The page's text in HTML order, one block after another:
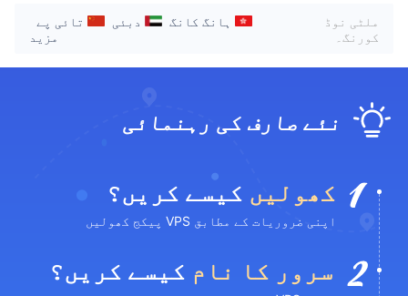
ملٹی نوڈ
کورنگ۔
ہانگ کانگ دبئی
تائی پے
مزید
نئے صارف کی رہنمائی
کھولیں کیسے کریں؟
اپنی ضروریات کے مطابق VPS پیکج کھولیں
سرور کا نام کیسے کریں؟